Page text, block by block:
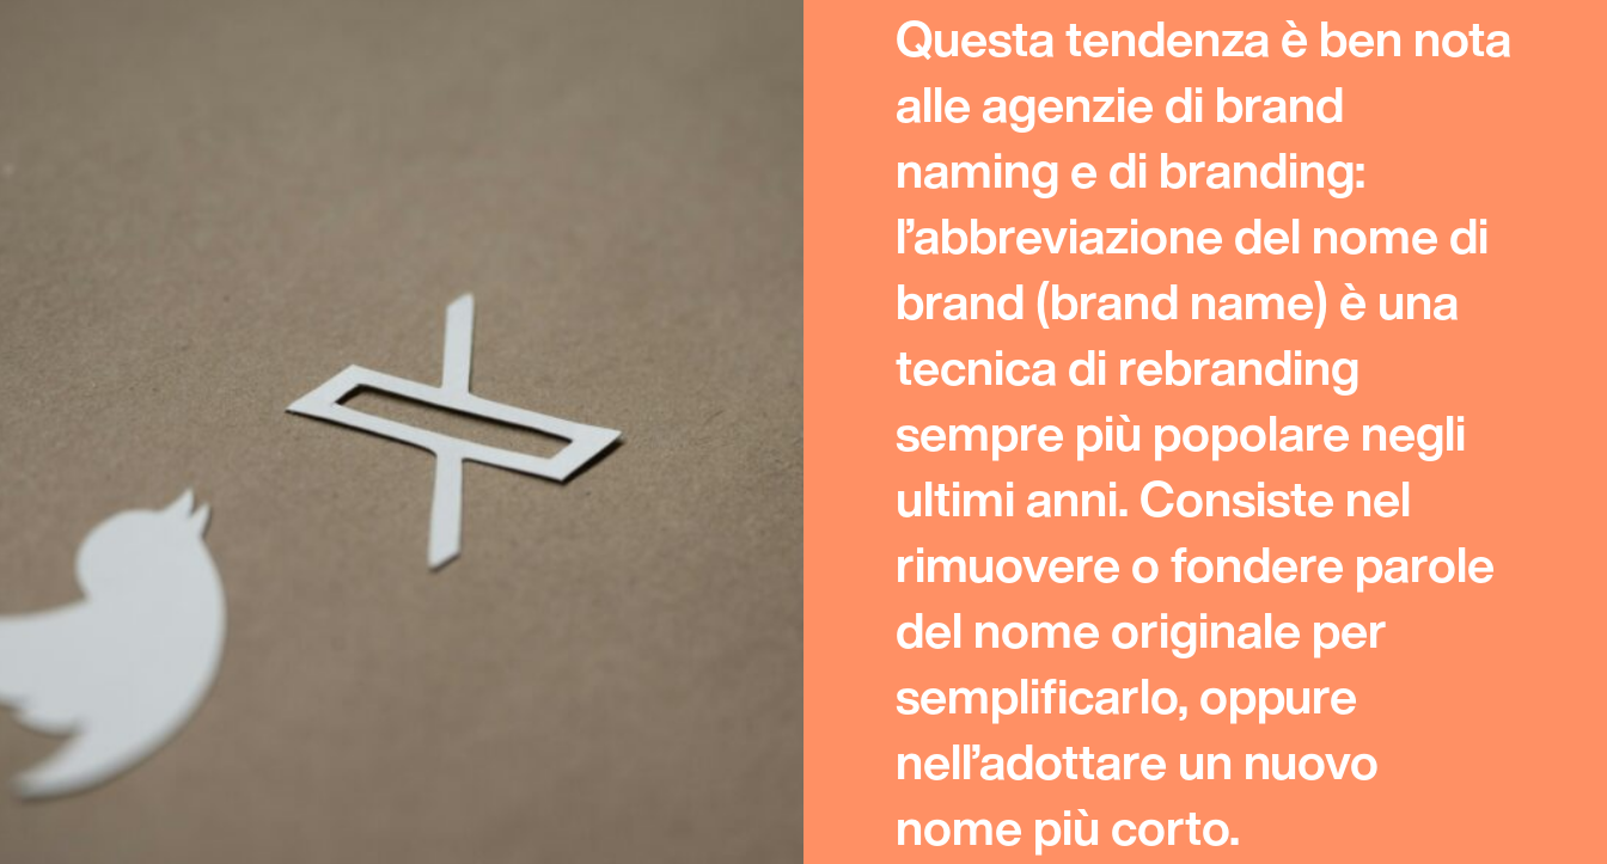
Questa tendenza è ben nota
alle agenzie di brand
naming e di branding:
l’abbreviazione del nome di
brand (brand name) è una
tecnica di rebranding
sempre più popolare negli
ultimi anni. Consiste nel
rimuovere o fondere parole
del nome originale per
semplificarlo, oppure
nell’adottare un nuovo
nome più corto.